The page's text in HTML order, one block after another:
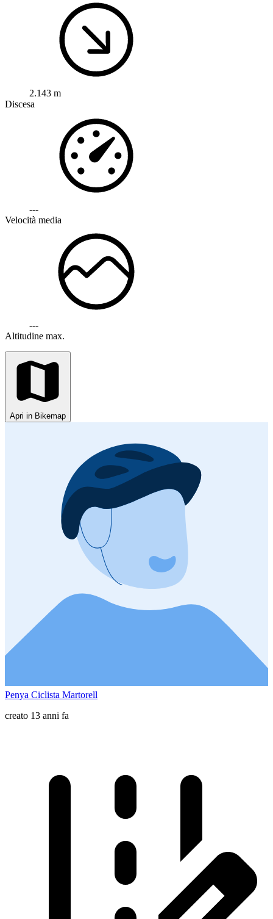
2.143 m
Discesa
---
Velocità media
---
Altitudine max.
Apri in Bikemap
Penya Ciclista Martorell
creato 13 anni fa